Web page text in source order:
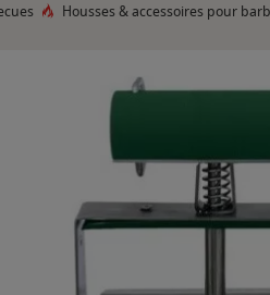
Housses & accessoires pour